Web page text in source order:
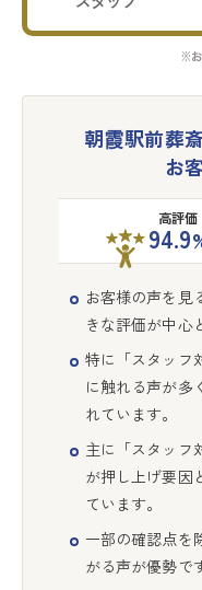
※
朝霞駅前葬
お
高評価
94.9
お客様の声を見
きな評価が中心
特に「スタッフ
に触れる声が多
れています。
主に「スタッフ
が押し上げ要因
ています。
一部の確認点を
がる声が優勢で